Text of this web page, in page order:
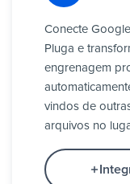
Conecte
Pluga e
engrenagem
vindos de
arquivos no